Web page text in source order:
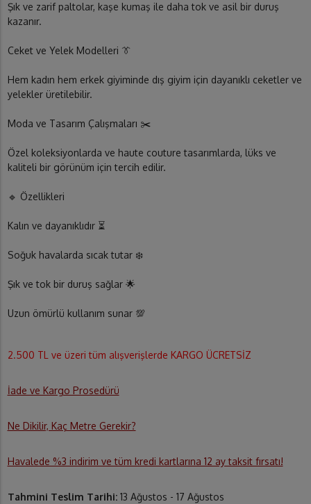
Şık ve zarif paltolar, kaşe kumaş ile daha tok ve asil bir duruş
kazanır.
Ceket ve Yelek Modelleri 👔
Hem kadın hem erkek giyiminde dış giyim için dayanıklı ceketler ve
yelekler üretilebilir.
Moda ve Tasarım Çalışmaları ✂️
Özel koleksiyonlarda ve haute couture tasarımlarda, lüks ve
kaliteli bir görünüm için tercih edilir.
🔹 Özellikleri
Kalın ve dayanıklıdır ⏳
Soğuk havalarda sıcak tutar ❄️
Şık ve tok bir duruş sağlar 🌟
Uzun ömürlü kullanım sunar 💯
2.500 TL ve üzeri tüm alışverişlerde KARGO ÜCRETSİZ
İade ve Kargo Prosedürü
Ne Dikilir, Kaç Metre Gerekir?
Havalede %3 indirim ve tüm kredi kartlarına 12 ay taksit fırsatı!
Tahmini Teslim Tarihi: 13 Ağustos - 17 Ağustos